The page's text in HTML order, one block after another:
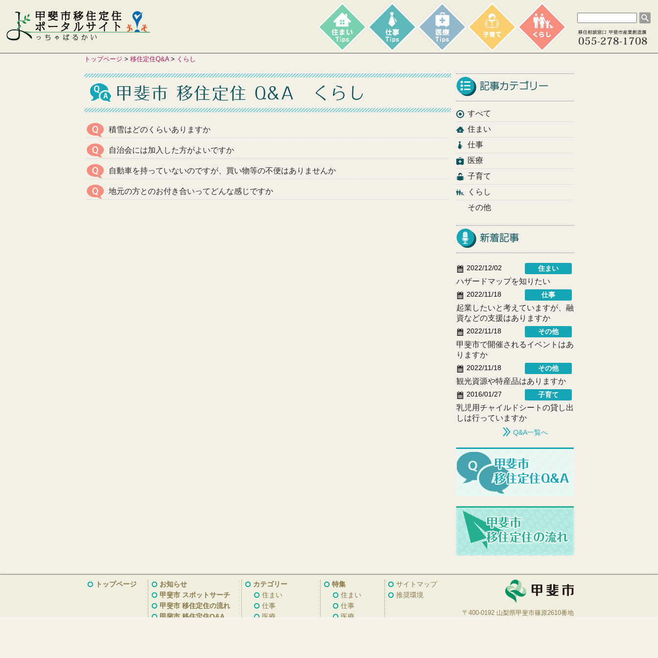
トップページ > 移住定住Q&A> くらし
積雪はどのくらいありますか
自治会には加入した方がよいですか
自動車を持っていないのですが、買い物等の不便はありませんか
地元の方とのお付き合いってどんな感じですか
すべて
住まい
仕事
医療
子育て
くらし
その他
2022/12/02 住まい
ハザードマップを知りたい
2022/11/18 仕事
起業したいと考えていますが、融
資などの支援はありますか
2022/11/18 その他
甲斐市で開催されるイベントはあ
りますか
2022/11/18 その他
観光資源や特産品はありますか
2016/01/27 子育て
乳児用チャイルドシートの貸し出
しは行っていますか
Q&A一覧へ
トップページ
お知らせ
甲斐市 スポットサーチ
甲斐市 移住定住の流れ
甲斐市 移住定住Q&A
カテゴリー
住まい
仕事
医療
特集
住まい
仕事
医療
サイトマップ
推奨環境
〒400-0192 山梨県甲斐市篠原2610番地